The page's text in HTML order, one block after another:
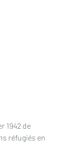
1942 de
réfugiés en